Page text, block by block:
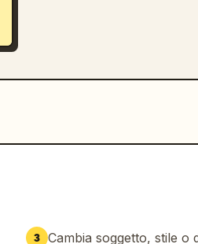
3 Cambia soggetto, stile o